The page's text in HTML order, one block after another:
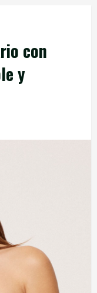
con
y